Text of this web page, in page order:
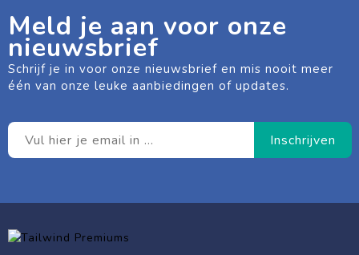
Meld je aan voor onze
nieuwsbrief
Schrijf je in voor onze nieuwsbrief en mis nooit meer
één van onze leuke aanbiedingen of updates.